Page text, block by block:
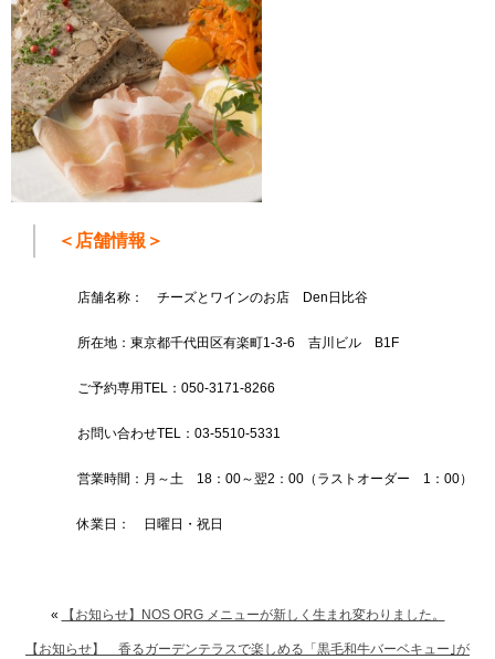
＜店舗情報＞
店舗名称： チーズとワインのお店 Den日比谷
所在地：東京都千代田区有楽町1-3-6 吉川ビル B1F
ご予約専用TEL：050-3171-8266
お問い合わせTEL：03-5510-5331
営業時間：月～土 18：00～翌2：00（ラストオーダー 1：00）
休業日： 日曜日・祝日
« 【お知らせ】NOS ORG メニューが新しく生まれ変わりました。
【お知らせ】 香るガーデンテラスで楽しめる「黒毛和牛バーベキュー｣が